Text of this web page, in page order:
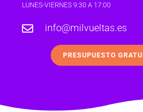
LUNES-VIERNES 9:30 A 17:00
 info@milvueltas.es
PRESUPUESTO